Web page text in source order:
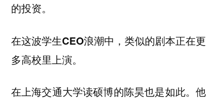
的投资。
在这波学生CEO浪潮中，类似的剧本正在更
多高校里上演。
在上海交通大学读硕博的陈昊也是如此。他